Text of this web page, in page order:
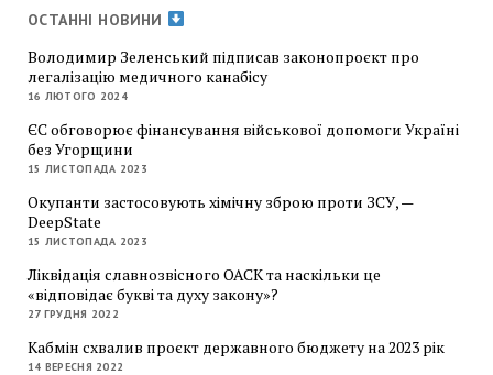
ОСТАННІ НОВИНИ
Володимир Зеленський підписав законопроєкт про
легалізацію медичного канабісу
16 ЛЮТОГО 2024
ЄС обговорює фінансування військової допомоги Україні
без Угорщини
15 ЛИСТОПАДА 2023
Окупанти застосовують хімічну зброю проти ЗСУ, —
DeepState
15 ЛИСТОПАДА 2023
Ліквідація славнозвісного ОАСК та наскільки це
«відповідає букві та духу закону»?
27 ГРУДНЯ 2022
Кабмін схвалив проєкт державного бюджету на 2023 рік
14 ВЕРЕСНЯ 2022